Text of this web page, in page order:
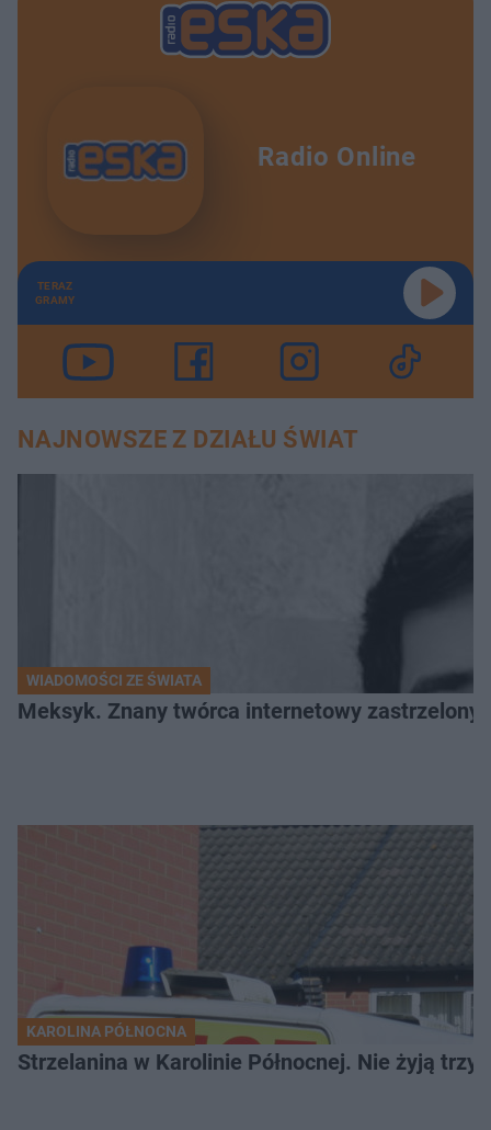
Radio Online
TERAZ
GRAMY
NAJNOWSZE Z DZIAŁU ŚWIAT
WIADOMOŚCI ZE ŚWIATA
Meksyk. Znany twórca internetowy zastrzelony
KAROLINA PÓŁNOCNA
Strzelanina w Karolinie Północnej. Nie żyją trzy